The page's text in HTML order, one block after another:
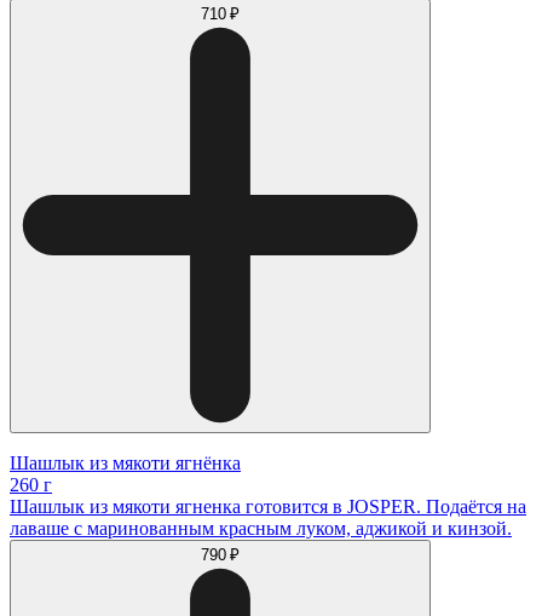
710 ₽
Шашлык из мякоти ягнёнка
260 г
Шашлык из мякоти ягненка готовится в JOSPER. Подаётся на
лаваше с маринованным красным луком, аджикой и кинзой.
790 ₽